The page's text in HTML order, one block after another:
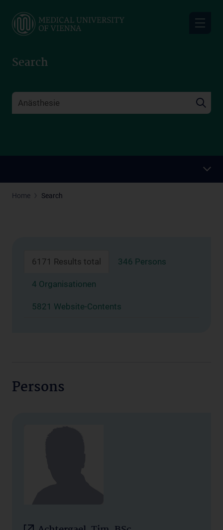
main
Search
Home Search
6171 Results total 346 Persons
4 Organisationen
5821 Website-Contents
Persons